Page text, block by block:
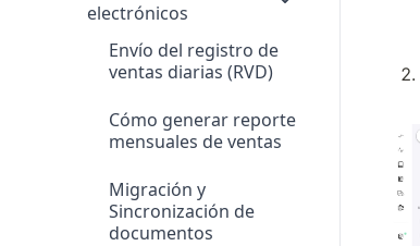
electrónicos
Envío del registro de
ventas diarias (RVD)
Cómo generar reporte
mensuales de ventas
Migración y
Sincronización de
documentos